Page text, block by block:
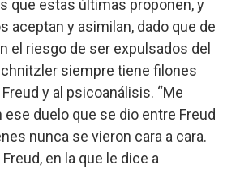
que estas últimas proponen, y
aceptan y asimilan, dado que de
el riesgo de ser expulsados del
siempre tiene filones
y al psicoanálisis. “Me
duelo que se dio entre Freud
nunca se vieron cara a cara.
en la que le dice a